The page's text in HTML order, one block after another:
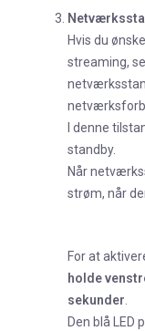
Hvis du
streaming,
I denne
standby.
Når
strøm, når
For at
holde
sekunder
Den blå LED